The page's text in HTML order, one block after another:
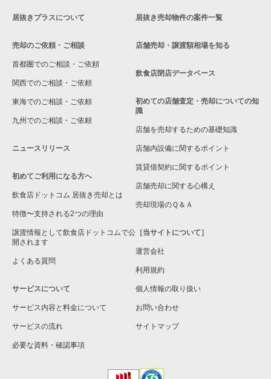
居抜きプラスについて
売却のご依頼・ご相談
首都圏でのご相談・ご依頼
関西でのご相談・ご依頼
東海でのご相談・ご依頼
九州でのご相談・ご依頼
ニュースリリース
初めてご利用になる方へ
飲食店ドットコム 居抜き売却とは
特徴〜支持される2つの理由
譲渡情報として飲食店ドットコムで公
開されます
よくある質問
サービスについて
サービス内容と料金について
サービスの流れ
必要な資料・確認事項
居抜き売却物件の案件一覧
店舗売却・譲渡額相場を知る
飲食店閉店データベース
初めての店舗査定・売却についての知
識
店舗を売却するための基礎知識
店舗内設備に関するポイント
賃貸借契約に関するポイント
店舗売却に関する心構え
売却現場のＱ＆Ａ
［当サイトについて］
運営会社
利用規約
個人情報の取り扱い
お問い合わせ
サイトマップ